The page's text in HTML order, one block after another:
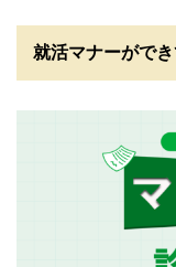
就活マナーがで